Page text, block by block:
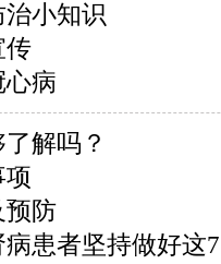
小知识
传
心病
解吗？
项
预防
患者坚持做好这